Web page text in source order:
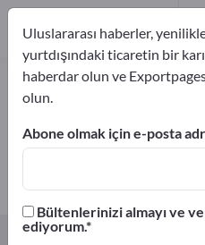
Süt ve süt
Exportpages
Uluslararası haberler,
yurtdışındaki ticaretin bir
haberdar olun ve
olun.
Abone olmak için e-posta
Bültenlerinizi almayı ve
ediyorum.